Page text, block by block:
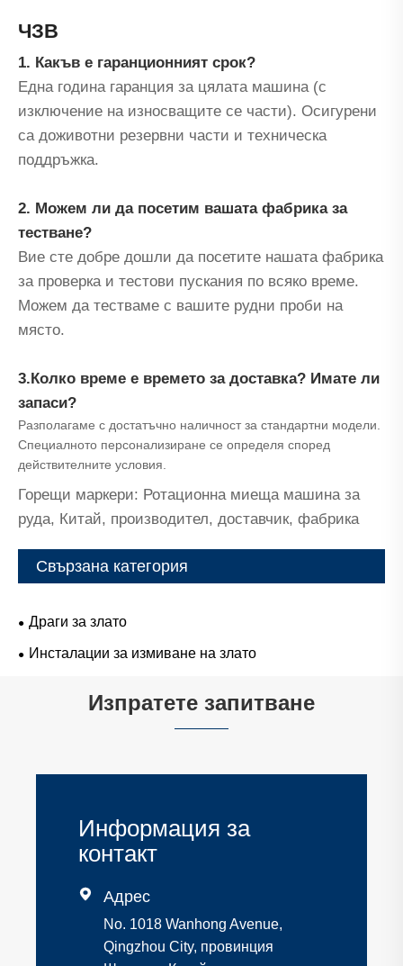
ЧЗВ
1. Какъв е гаранционният срок?
Една година гаранция за цялата машина (с
изключение на износващите се части). Осигурени
са доживотни резервни части и техническа
поддръжка.
2. Можем ли да посетим вашата фабрика за
тестване?
Вие сте добре дошли да посетите нашата фабрика
за проверка и тестови пускания по всяко време.
Можем да тестваме с вашите рудни проби на
място.
3.Колко време е времето за доставка? Имате ли
запаси?
Разполагаме с достатъчно наличност за стандартни модели.
Специалното персонализиране се определя според
действителните условия.
Горещи маркери: Ротационна миеща машина за
руда, Китай, производител, доставчик, фабрика
Свързана категория
Драги за злато
Инсталации за измиване на злато
Изпратете запитване
Информация за
контакт
 Адрес
No. 1018 Wanhong Avenue,
Qingzhou City, провинция